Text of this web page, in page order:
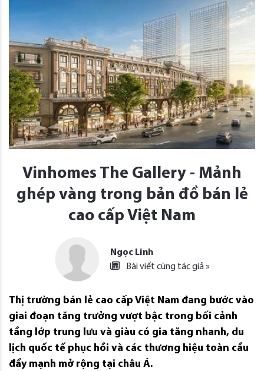
Vinhomes The Gallery - Mảnh
ghép vàng trong bản đồ bán lẻ
cao cấp Việt Nam
Ngọc Linh
Bài viết cùng tác giả »
Thị trường bán lẻ cao cấp Việt Nam đang bước vào
giai đoạn tăng trưởng vượt bậc trong bối cảnh
tầng lớp trung lưu và giàu có gia tăng nhanh, du
lịch quốc tế phục hồi và các thương hiệu toàn cầu
đẩy mạnh mở rộng tại châu Á.